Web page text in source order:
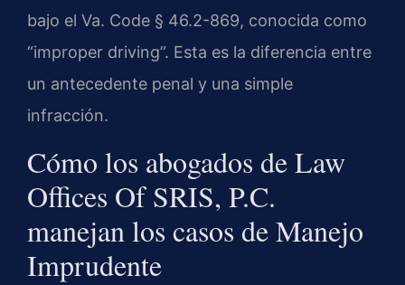
bajo el Va. Code § 46.2-869, conocida como
“improper driving”. Esta es la diferencia entre
un antecedente penal y una simple
infracción.
Cómo los abogados de Law
Offices Of SRIS, P.C.
manejan los casos de Manejo
Imprudente